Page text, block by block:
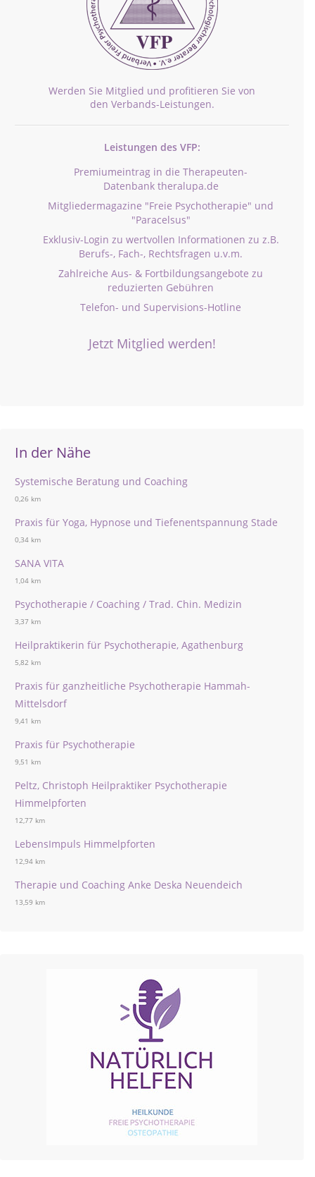
Werden Sie Mitglied und profitieren Sie von
den Verbands-Leistungen.
Leistungen des VFP:
Premiumeintrag in die Therapeuten-
Datenbank theralupa.de
Mitgliedermagazine "Freie Psychotherapie" und
"Paracelsus"
Exklusiv-Login zu wertvollen Informationen zu z.B.
Berufs-, Fach-, Rechtsfragen u.v.m.
Zahlreiche Aus- & Fortbildungsangebote zu
reduzierten Gebühren
Telefon- und Supervisions-Hotline
Jetzt Mitglied werden!
In der Nähe
Systemische Beratung und Coaching
0,26 km
Praxis für Yoga, Hypnose und Tiefenentspannung Stade
0,34 km
SANA VITA
1,04 km
Psychotherapie / Coaching / Trad. Chin. Medizin
3,37 km
Heilpraktikerin für Psychotherapie, Agathenburg
5,82 km
Praxis für ganzheitliche Psychotherapie Hammah-
Mittelsdorf
9,41 km
Praxis für Psychotherapie
9,51 km
Peltz, Christoph Heilpraktiker Psychotherapie
Himmelpforten
12,77 km
LebensImpuls Himmelpforten
12,94 km
Therapie und Coaching Anke Deska Neuendeich
13,59 km